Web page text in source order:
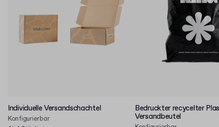
Individuelle Versandschachtel
Konfigurierbar
Bedruckter recycelter
Versandbeutel